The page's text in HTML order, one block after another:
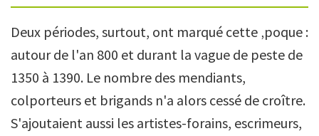
Deux périodes, surtout, ont marqué cette ‚poque :
autour de l'an 800 et durant la vague de peste de
1350 à 1390. Le nombre des mendiants,
colporteurs et brigands n'a alors cessé de croître.
S'ajoutaient aussi les artistes-forains, escrimeurs,